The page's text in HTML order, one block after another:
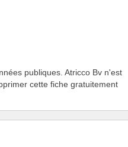
publiques. Atricco Bv n'est
cette fiche gratuitement